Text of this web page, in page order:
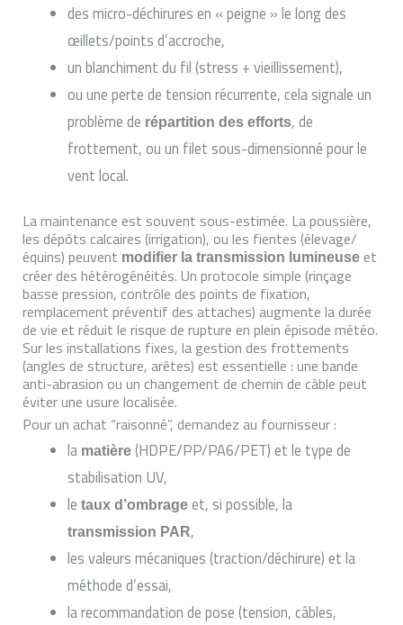
des micro-déchirures en « peigne » le long des
œillets/points d’accroche,
un blanchiment du fil (stress + vieillissement),
ou une perte de tension récurrente, cela signale un
problème de répartition des efforts, de
frottement, ou un filet sous-dimensionné pour le
vent local.
La maintenance est souvent sous-estimée. La poussière,
les dépôts calcaires (irrigation), ou les fientes (élevage/
équins) peuvent modifier la transmission lumineuse et
créer des hétérogénéités. Un protocole simple (rinçage
basse pression, contrôle des points de fixation,
remplacement préventif des attaches) augmente la durée
de vie et réduit le risque de rupture en plein épisode météo.
Sur les installations fixes, la gestion des frottements
(angles de structure, arêtes) est essentielle : une bande
anti-abrasion ou un changement de chemin de câble peut
éviter une usure localisée.
Pour un achat “raisonné”, demandez au fournisseur :
la matière(HDPE/PP/PA6/PET) et le type de
stabilisation UV,
le taux d’ombrageet, si possible, la
transmission PAR,
les valeurs mécaniques (traction/déchirure) et la
méthode d’essai,
la recommandation de pose (tension, câbles,